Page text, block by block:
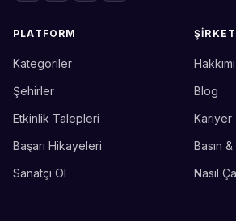
PLATFORM
Kategoriler
Şehirler
Etkinlik Talepleri
Başarı Hikayeleri
Sanatçı Ol
ŞIRKET
Blog
Kariyer
Basın
Nasıl
Etkinlik uzmanınız
Merhaba! Size
bize